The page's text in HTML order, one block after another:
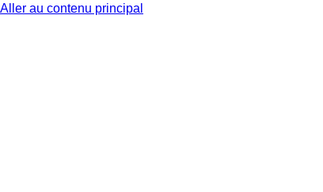
Aller au contenu principal